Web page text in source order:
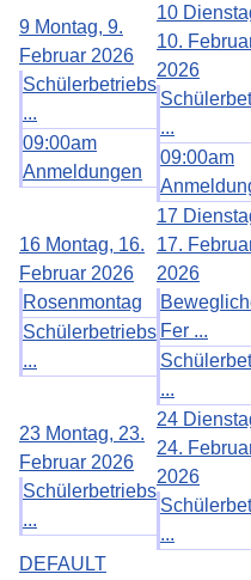
9 Montag, 9.
Februar 2026
Schülerbetriebs
...
09:00am
Anmeldungen
10
10.
2026
...
09:00am
16 Montag, 16.
Februar 2026
Rosenmontag
Schülerbetriebs
...
17
17.
2026
Fer ...
...
23 Montag, 23.
Februar 2026
Schülerbetriebs
...
24
24.
2026
...
DEFAULT